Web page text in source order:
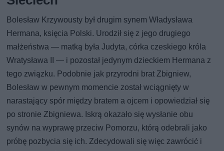
Bolesław Krzywousty był drugim synem Władysława
Hermana, księcia Polski. Urodził się z jego drugiego
małżeństwa — matką była Judyta, córka czeskiego króla
Wratysława II — i pozostał jedynym dzieckiem Hermana z
tego związku. Podobnie jak przyrodni brat Zbigniew,
Bolesław w pewnym momencie został wciągnięty w
narastający spór między bratem a ojcem i opowiedział się
po stronie Zbigniewa. Iskrą okazało się wysłanie obu
synów na wyprawę przeciw Pomorzu, którą odebrali jako
próbę pozbycia się ich. Zdecydowali się więc zawrócić i